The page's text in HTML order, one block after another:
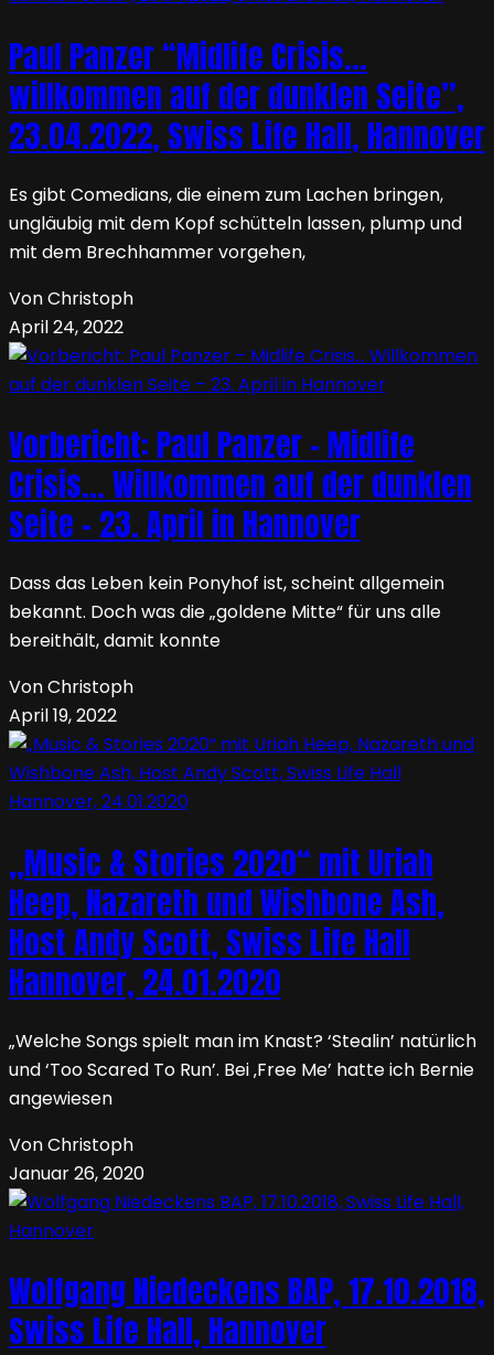
Paul Panzer “Midlife Crisis…
willkommen auf der dunklen Seite”,
23.04.2022, Swiss Life Hall, Hannover
Es gibt Comedians, die einem zum Lachen bringen,
ungläubig mit dem Kopf schütteln lassen, plump und
mit dem Brechhammer vorgehen,
Von Christoph
April 24, 2022
Vorbericht: Paul Panzer – Midlife
Crisis… Willkommen auf der dunklen
Seite – 23. April in Hannover
Dass das Leben kein Ponyhof ist, scheint allgemein
bekannt. Doch was die „goldene Mitte“ für uns alle
bereithält, damit konnte
Von Christoph
April 19, 2022
„Music & Stories 2020“ mit Uriah
Heep, Nazareth und Wishbone Ash,
Host Andy Scott, Swiss Life Hall
Hannover, 24.01.2020
„Welche Songs spielt man im Knast? ‘Stealin’ natürlich
und ‘Too Scared To Run’. Bei ‚Free Me’ hatte ich Bernie
angewiesen
Von Christoph
Januar 26, 2020
Wolfgang Niedeckens BAP, 17.10.2018,
Swiss Life Hall, Hannover